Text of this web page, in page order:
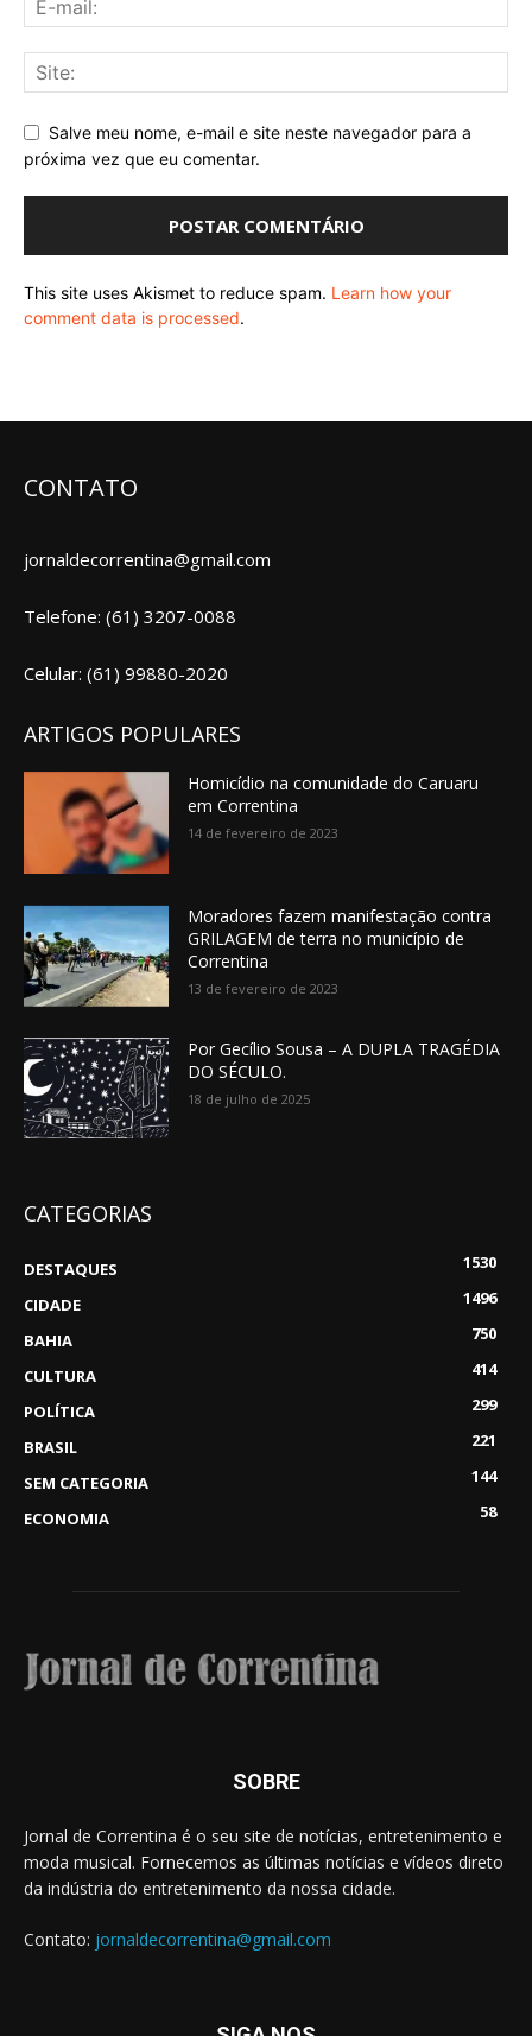
Salve meu nome, e-mail e site neste navegador para a
próxima vez que eu comentar.
This site uses Akismet to reduce spam. Learn how your
comment data is processed.
CONTATO
jornaldecorrentina@gmail.com
Telefone: (61) 3207-0088
Celular: (61) 99880-2020
ARTIGOS POPULARES
Homicídio na comunidade do Caruaru
em Correntina
14 de fevereiro de 2023
Moradores fazem manifestação contra
GRILAGEM de terra no município de
Correntina
13 de fevereiro de 2023
Por Gecílio Sousa – A DUPLA TRAGÉDIA
DO SÉCULO.
18 de julho de 2025
CATEGORIAS
DESTAQUES
1530
CIDADE
1496
BAHIA
750
CULTURA
414
POLÍTICA
299
BRASIL
221
SEM CATEGORIA
144
ECONOMIA
58
SOBRE
Jornal de Correntina é o seu site de notícias, entretenimento e
moda musical. Fornecemos as últimas notícias e vídeos direto
da indústria do entretenimento da nossa cidade.
Contato: jornaldecorrentina@gmail.com